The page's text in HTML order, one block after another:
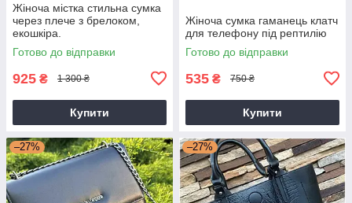
Жіноча містка стильна сумка
через плече з брелоком,
екошкіра.
Готово до відправки
925 ₴ 1 300 ₴
Купити
Жіноча сумка гаманець клатч
для телефону під рептилію
Готово до відправки
535 ₴ 750 ₴
Купити
–27% –27%